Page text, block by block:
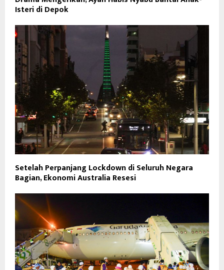
Isteri di Depok
Setelah Perpanjang Lockdown di Seluruh Negara
Bagian, Ekonomi Australia Resesi